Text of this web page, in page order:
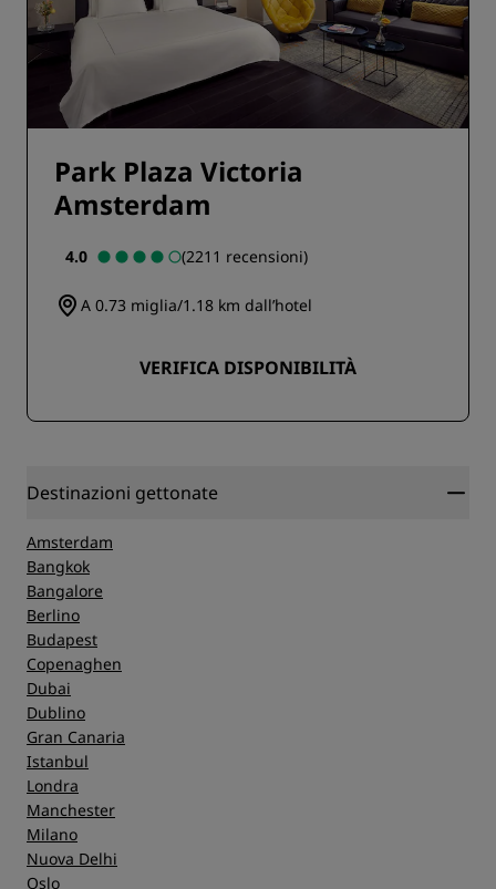
Park Plaza Victoria
Amsterdam
4.0 (2211 recensioni)
A 0.73 miglia/1.18 km dall’hotel
VERIFICA DISPONIBILITÀ
Destinazioni gettonate
Amsterdam
Bangkok
Bangalore
Berlino
Budapest
Copenaghen
Dubai
Dublino
Gran Canaria
Istanbul
Londra
Manchester
Milano
Nuova Delhi
Oslo